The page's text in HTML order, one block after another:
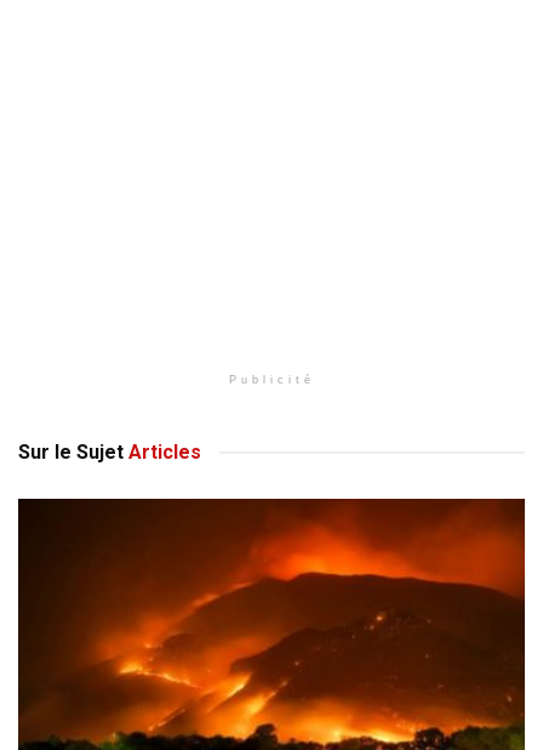
Publicité
Sur le Sujet Articles